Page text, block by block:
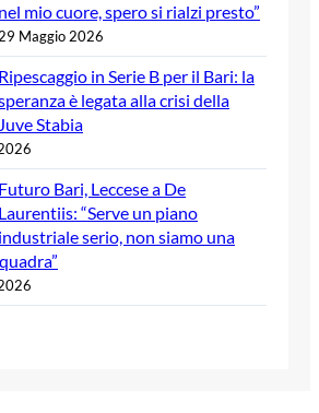
nel mio cuore, spero si rialzi presto”
Maggio 2026
Ripescaggio in Serie B per il Bari: la
è legata alla crisi della
Juve Stabia
Futuro Bari, Leccese a De
Laurentiis: “Serve un piano
industriale serio, non siamo una